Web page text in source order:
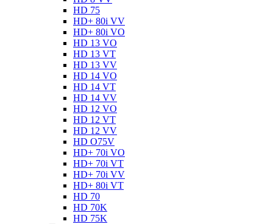
HD 75
HD+ 80i VV
HD+ 80i VO
HD 13 VO
HD 13 VT
HD 13 VV
HD 14 VO
HD 14 VT
HD 14 VV
HD 12 VO
HD 12 VT
HD 12 VV
HD O75V
HD+ 70i VO
HD+ 70i VT
HD+ 70i VV
HD+ 80i VT
HD 70
HD 70K
HD 75K